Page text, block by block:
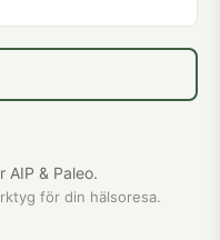
AIP & Paleo.
för din hälsoresa.